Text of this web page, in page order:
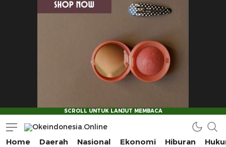
Okeindonesia.Online
Mengonlinekan Indonesia Secara Utuh
Home Daerah Nasional Ekonomi Hiburan